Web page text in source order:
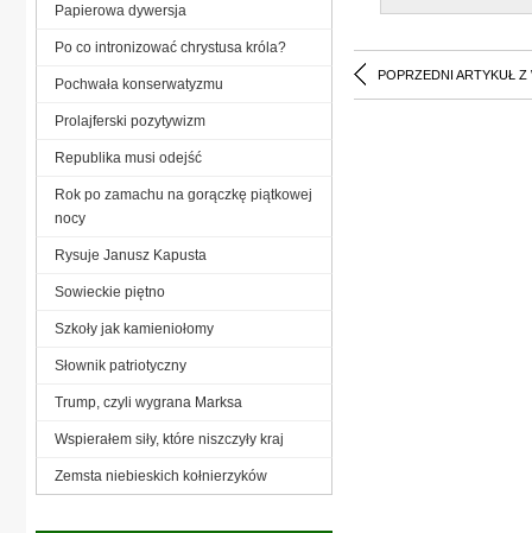
POPRZEDNI ARTYKUŁ Z
Papierowa dywersja
Po co intronizować chrystusa króla?
Pochwała konserwatyzmu
Prolajferski pozytywizm
Republika musi odejść
Rok po zamachu na gorączkę piątkowej
nocy
Rysuje Janusz Kapusta
Sowieckie piętno
Szkoły jak kamieniołomy
Słownik patriotyczny
Trump, czyli wygrana Marksa
Wspierałem siły, które niszczyły kraj
Zemsta niebieskich kołnierzyków